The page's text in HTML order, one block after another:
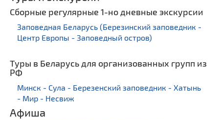
Сборные регулярные 1-но дневные экскурсии
Заповедная Беларусь (Березинский заповедник -
Центр Европы - Заповедный остров)
Туры в Беларусь для организованных групп из
РФ
Минск - Сула - Березенский заповедник - Хатынь
- Мир - Несвиж
Афиша